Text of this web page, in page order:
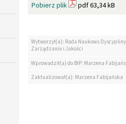
Pobierz plik pdf 63,34 kB
Wytworzył(a): Rada Naukows
Zarządzaniu i Jakości
Wprowadził(a) do BIP: Marzena
Zaktualizował(a): Marzena Fabijańska